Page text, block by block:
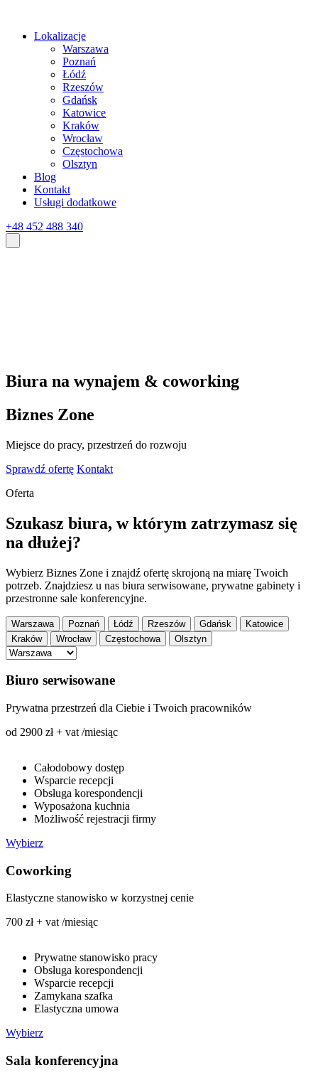
Lokalizacje
Warszawa
Poznań
Łódź
Rzeszów
Gdańsk
Katowice
Kraków
Wrocław
Częstochowa
Olsztyn
Blog
Kontakt
Usługi dodatkowe
+48 452 488 340
Biura na wynajem & coworking
Biznes Zone
Miejsce do pracy, przestrzeń do rozwoju
Sprawdź ofertę Kontakt
Oferta
Szukasz biura, w którym zatrzymasz się
na dłużej?
Wybierz Biznes Zone i znajdź ofertę skrojoną na miarę Twoich
potrzeb. Znajdziesz u nas biura serwisowane, prywatne gabinety i
przestronne sale konferencyjne.
Warszawa Poznań Łódź Rzeszów Gdańsk
Katowice
Kraków
Wrocław Częstochowa Olsztyn
Biuro serwisowane
Prywatna przestrzeń dla Ciebie i Twoich pracowników
od 2900 zł + vat /miesiąc
Całodobowy dostęp
Wsparcie recepcji
Obsługa korespondencji
Wyposażona kuchnia
Możliwość rejestracji firmy
Wybierz
Coworking
Elastyczne stanowisko w korzystnej cenie
700 zł + vat /miesiąc
Prywatne stanowisko pracy
Obsługa korespondencji
Wsparcie recepcji
Zamykana szafka
Elastyczna umowa
Wybierz
Sala konferencyjna